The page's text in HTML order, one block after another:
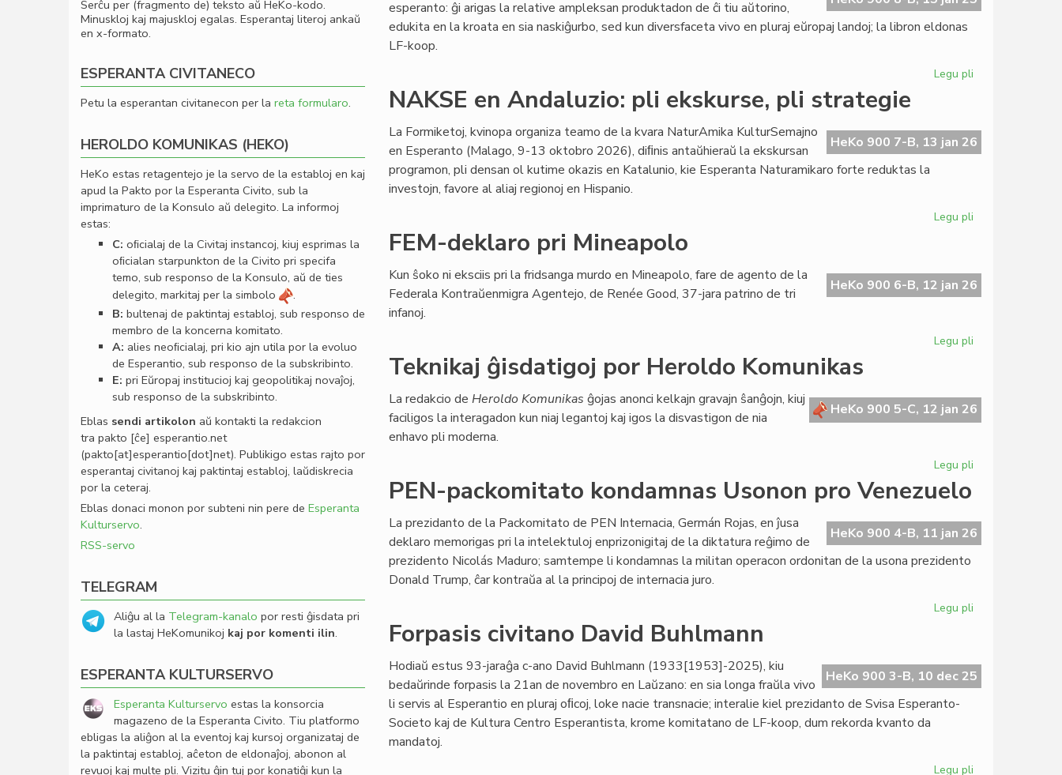
esperanto: ĝi arigas la relative ampleksan produktadon de ĉi tiu aŭtorino,
edukita en la kroata en sia naskiĝurbo, sed kun diversfaceta vivo en pluraj eŭropaj landoj; la libron eldonas
LF-koop.
Legu pli
aktiva
la
NAKSE en Andaluzio: pli ekskurse, pli strategie
HeKo 900 7-B, 13 jan 26
La Formiketoj, kvinopa organiza teamo de la kvara NaturAmika KulturSemajno
en Esperanto (Malago, 9-13 oktobro 2026), diﬁnis antaŭhieraŭ la ekskursan
programon, pli densan ol kutime okazis en Katalunio, kie Esperanta Naturamikaro forte reduktas la
investojn, favore al aliaj regionoj en Hispanio.
Legu pli
pli
ekskurse,
FEM-deklaro pri Mineapolo
HeKo 900 6-B, 12 jan 26
Kun ŝoko ni eksciis pri la fridsanga murdo en Mineapolo, fare de agento de la
Federala Kontraŭenmigra Agentejo, de Renée Good, 37-jara patrino de tri
infanoj.
Legu pli
Mineapolo
Teknikaj ĝisdatigoj por Heroldo Komunikas
HeKo 900 5-C, 12 jan 26
La redakcio de Heroldo Komunikas ĝojas anonci kelkajn gravajn ŝanĝojn, kiuj
faciligos la interagadon kun niaj legantoj kaj igos la disvastigon de nia
enhavo pli moderna.
Legu pli
Heroldo
Komunikas
PEN-packomitato kondamnas Usonon pro Venezuelo
HeKo 900 4-B, 11 jan 26
La prezidanto de la Packomitato de PEN Internacia, Germán Rojas, en ĵusa
deklaro memorigas pri la intelektuloj enprizonigitaj de la diktatura reĝimo de
prezidento Nicolás Maduro; samtempe li kondamnas la militan operacon ordonitan de la usona prezidento
Donald Trump, ĉar kontraŭa al la principoj de internacia juro.
Legu pli
Usonon
pro
Forpasis civitano David Buhlmann
HeKo 900 3-B, 10 dec 25
Hodiaŭ estus 93-jaraĝa c-ano David Buhlmann (1933[1953]-2025), kiu
bedaŭrinde forpasis la 21an de novembro en Laŭzano: en sia longa fraŭla vivo
li servis al Esperantio en pluraj oﬁcoj, loke nacie transnacie; interalie kiel prezidanto de Svisa Esperanto-
Societo kaj de Kultura Centro Esperantista, krome komitatano de LF-koop, dum rekorda kvanto da
mandatoj.
Legu pli
Serĉu per (fragmento de) teksto aŭ HeKo-kodo.
Minuskloj kaj majuskloj egalas. Esperantaj literoj ankaŭ
en x-formato.
ESPERANTA CIVITANECO
Petu la esperantan civitanecon per la reta formularo.
HEROLDO KOMUNIKAS (HEKO)
HeKo estas retagentejo je la servo de la establoj en kaj
apud la Pakto por la Esperanta Civito, sub la
imprimaturo de la Konsulo aŭ delegito. La informoj
estas:
C: oﬁcialaj de la Civitaj instancoj, kiuj esprimas la
oﬁcialan starpunkton de la Civito pri specifa
temo, sub responso de la Konsulo, aŭ de ties
delegito, markitaj per la simbolo
.
B: bultenaj de paktintaj establoj, sub responso de
membro de la koncerna komitato.
A: alies neoﬁcialaj, pri kio ajn utila por la evoluo
de Esperantio, sub responso de la subskribinto.
E: pri Eŭropaj institucioj kaj geopolitikaj novaĵoj,
sub responso de la subskribinto.
Eblas sendi artikolon aŭ kontakti la redakcion
tra pakto [ĉe] esperantio.net
(pakto[at]esperantio[dot]net). Publikigo estas rajto por
esperantaj civitanoj kaj paktintaj establoj, laŭdiskrecia
por la ceteraj.
Eblas donaci monon por subteni nin pere de Esperanta
Kulturservo.
RSS-servo
TELEGRAM
Aliĝu al la Telegram-kanalo por resti ĝisdata pri
la lastaj HeKomunikoj kaj por komenti ilin.
ESPERANTA KULTURSERVO
Esperanta Kulturservo estas la konsorcia
magazeno de la Esperanta Civito. Tiu platformo
ebligas la aliĝon al la eventoj kaj kursoj organizataj de
la paktintaj establoj, aĉeton de eldonaĵoj, abonon al
revuoj kaj multe pli. Vizitu ĝin tuj por konatiĝi kun la